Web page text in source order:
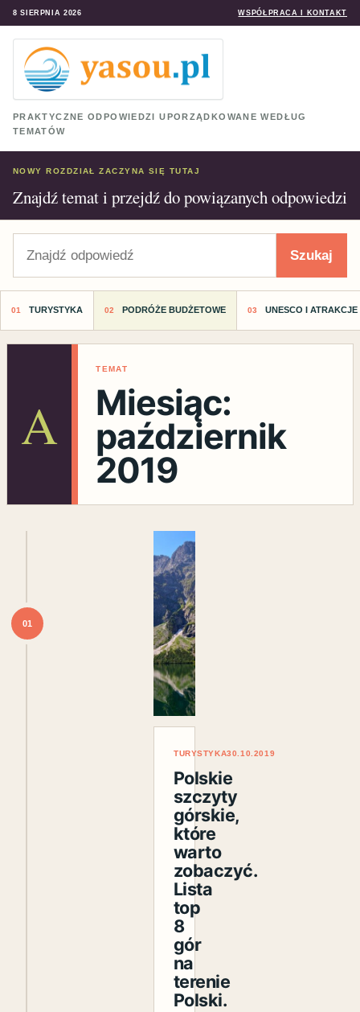
8 SIERPNIA 2026 WSPÓŁPRACA I KONTAKT
PRAKTYCZNE ODPOWIEDZI UPORZĄDKOWANE WEDŁUG
TEMATÓW
NOWY ROZDZIAŁ ZACZYNA SIĘ TUTAJ
Znajdź temat i przejdź do powiązanych odpowiedzi
Szukaj
TURYSTYKA PODRÓŻE BUDŻETOWE UNESCO I
A
TEMAT
Miesiąc:
październik
2019
01
TURYSTYKA30.10.2019
Polskie
szczyty
górskie,
które
warto
zobaczyć.
Lista
top
8
gór
na
terenie
Polski.